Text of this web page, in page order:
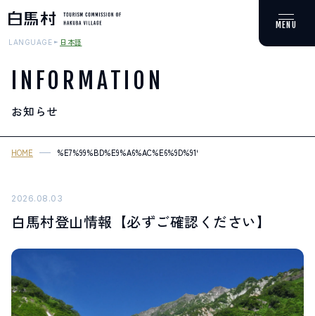
MOUNTAIN & TREKKING
登山・トレッキング
スキー場
温泉
SPOTS
スポット紹介
LANGUAGE 日本語
INFORMATION
お知らせ
HOME
2026.08.03
白馬村登山情報【必ずご確認ください】